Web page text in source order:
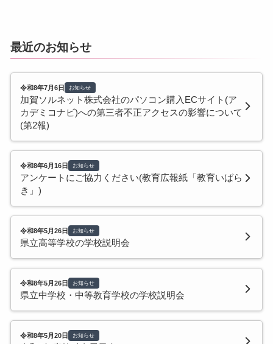
最近のお知らせ
令和8年7月6日 お知らせ
加賀ソルネット株式会社のパソコン購入ECサイト(ア
カデミコナビ)への第三者不正アクセスの影響について
(第2報)
令和8年6月16日 お知らせ
アンケートにご協力ください(教育広報紙「教育いばら
き」)
令和8年5月26日 お知らせ
県立高等学校の学校説明会
令和8年5月26日 お知らせ
県立中学校・中等教育学校の学校説明会
令和8年5月20日 お知らせ